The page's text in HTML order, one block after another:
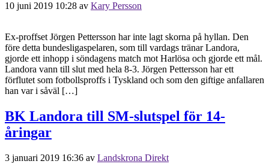
10 juni 2019 10:28 av Kary Persson
Ex-proffset Jörgen Pettersson har inte lagt skorna på hyllan. Den
före detta bundesligaspelaren, som till vardags tränar Landora,
gjorde ett inhopp i söndagens match mot Harlösa och gjorde ett mål.
Landora vann till slut med hela 8-3. Jörgen Pettersson har ett
förflutet som fotbollsproffs i Tyskland och som den giftige anfallaren
han var i såväl […]
BK Landora till SM-slutspel för 14-
åringar
3 januari 2019 16:36 av Landskrona Direkt